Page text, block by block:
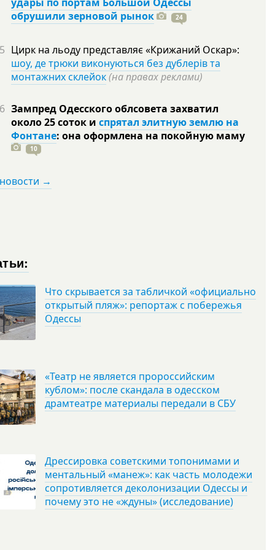
обрушили зерновой рынок
24
Цирк на льоду представляє «Крижаний Оскар»:
шоу, де трюки виконуються без дублерів та
монтажних склейок(на правах реклами)
Зампред Одесского облсовета захватил
около 25 соток и спрятал элитную землю на
Фонтане: она оформлена на покойную маму
10
→
Что скрывается за табличкой «официально
открытый пляж»: репортаж с побережья
Одессы
«Театр не является пророссийским
кублом»: после скандала в одесском
драмтеатре материалы передали в СБУ
Дрессировка советскими топонимами и
ментальный «манеж»: как часть молодежи
сопротивляется деколонизации Одессы и
почему это не «ждуны» (исследование)